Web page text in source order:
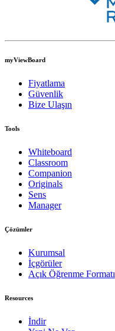
myViewBoard
Fiyatlama
Güvenlik
Bize Ulaşın
Tools
Whiteboard
Classroom
Companion
Originals
Sens
Manager
Çözümler
Kurumsal
İçgörüler
Açık Öğrenme Formatı
Resources
İndir